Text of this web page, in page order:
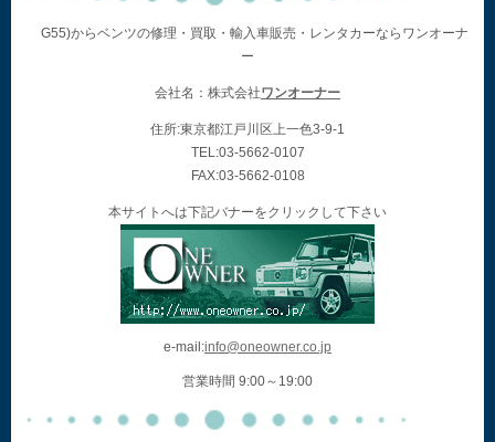
G55)からベンツの修理・買取・輸入車販売・レンタカーならワンオーナ
ー
会社名：株式会社ワンオーナー
住所:東京都江戸川区上一色3-9-1
TEL:03-5662-0107
FAX:03-5662-0108
本サイトへは下記バナーをクリックして下さい
e-mail:info@oneowner.co.jp
営業時間 9:00～19:00